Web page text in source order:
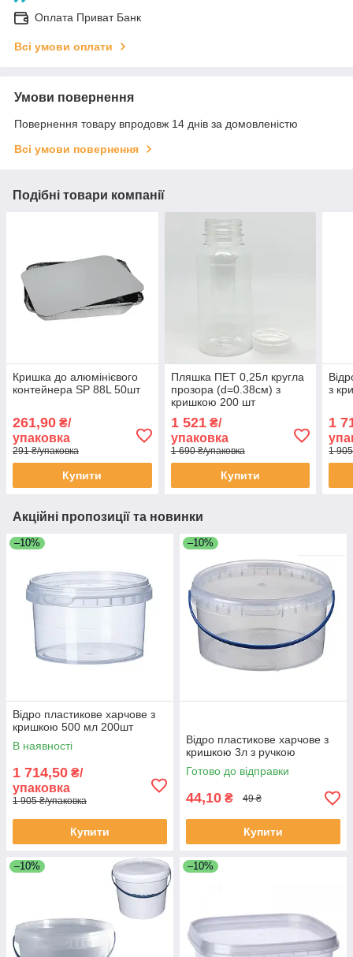
Оплата Приват Банк
Всі умови оплати
Умови повернення
Повернення товару впродовж 14 днів за домовленістю
Всі умови повернення
Подібні товари компанії
Кришка до алюмінієвого
контейнера SP 88L 50шт
261,90 ₴/
упаковка
291 ₴/упаковка
Купити
Пляшка ПЕТ 0,25л кругла
прозора (d=0.38см) з
кришкою 200 шт
1 521₴/
упаковка
1 690 ₴/упаковка
Купити
з
1
1
Акційні пропозиції та новинки
–10%
Відро пластикове харчове з
кришкою 500 мл 200шт
В наявності
1 714,50 ₴/
упаковка
1 905 ₴/упаковка
Купити
–10%
Відро пластикове харчове з
кришкою 3л з ручкою
Готово до відправки
44,10 ₴ 49 ₴
Купити
–10% –10%